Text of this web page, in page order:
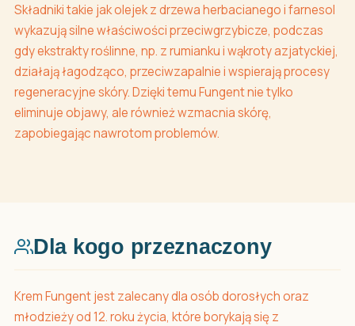
Składniki takie jak olejek z drzewa herbacianego i farnesol
wykazują silne właściwości przeciwgrzybicze, podczas
gdy ekstrakty roślinne, np. z rumianku i wąkroty azjatyckiej,
działają łagodząco, przeciwzapalnie i wspierają procesy
regeneracyjne skóry. Dzięki temu Fungent nie tylko
eliminuje objawy, ale również wzmacnia skórę,
zapobiegając nawrotom problemów.
Dla kogo przeznaczony
Krem Fungent jest zalecany dla osób dorosłych oraz
młodzieży od 12. roku życia, które borykają się z